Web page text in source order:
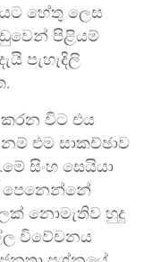
හේතු ලෙස
පිළියම්
පැහැදිලි
කරන විට එය
එම සාකච්ඡාව
සිංහ සෙයියා
පෙනෙන්නේ
නොමැතිව හුදු
විවේචනය